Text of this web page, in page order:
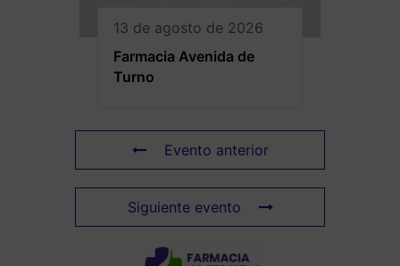
13 de agosto de 2026
Farmacia Avenida de
Turno
Evento anterior
Siguiente evento